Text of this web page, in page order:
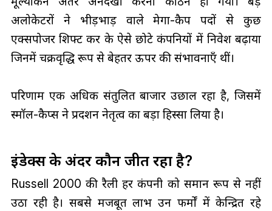
अलोकेटरों ने भीड़भाड़ वाले मेगा-कैप पदों से कुछ
एक्सपोजर शिफ्ट कर के ऐसे छोटे कंपनियों में निवेश बढ़ाया
जिनमें चक्रवृद्धि रूप से बेहतर ऊपर की संभावनाएँ थीं।
परिणाम एक अधिक संतुलित बाजार उछाल रहा है, जिसमें
स्मॉल-कैप्स ने प्रदर्शन नेतृत्व का बड़ा हिस्सा लिया है।
इंडेक्स के अंदर कौन जीत रहा है?
Russell 2000 की रैली हर कंपनी को समान रूप से नहीं
उठा रही है। सबसे मजबूत लाभ उन फर्मों में केन्द्रित रहे